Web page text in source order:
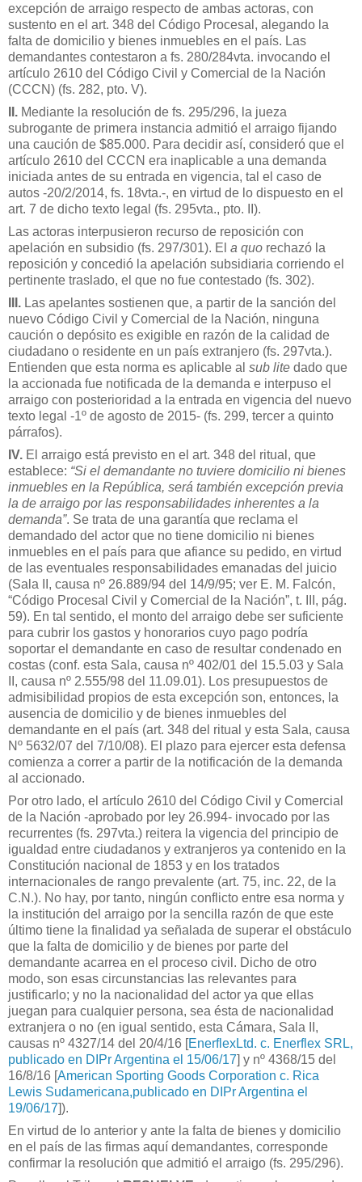
excepción de arraigo respecto de ambas actoras, con
sustento en el art. 348 del Código Procesal, alegando la
falta de domicilio y bienes inmuebles en el país. Las
demandantes contestaron a fs. 280/284vta. invocando el
artículo 2610 del Código Civil y Comercial de la Nación
(CCCN) (fs. 282, pto. V).
II. Mediante la resolución de fs. 295/296, la jueza
subrogante de primera instancia admitió el arraigo fijando
una caución de $85.000. Para decidir así, consideró que el
artículo 2610 del CCCN era inaplicable a una demanda
iniciada antes de su entrada en vigencia, tal el caso de
autos -20/2/2014, fs. 18vta.-, en virtud de lo dispuesto en el
art. 7 de dicho texto legal (fs. 295vta., pto. II).
Las actoras interpusieron recurso de reposición con
apelación en subsidio (fs. 297/301). El a quo rechazó la
reposición y concedió la apelación subsidiaria corriendo el
pertinente traslado, el que no fue contestado (fs. 302).
III. Las apelantes sostienen que, a partir de la sanción del
nuevo Código Civil y Comercial de la Nación, ninguna
caución o depósito es exigible en razón de la calidad de
ciudadano o residente en un país extranjero (fs. 297vta.).
Entienden que esta norma es aplicable al sub lite dado que
la accionada fue notificada de la demanda e interpuso el
arraigo con posterioridad a la entrada en vigencia del nuevo
texto legal -1º de agosto de 2015- (fs. 299, tercer a quinto
párrafos).
IV. El arraigo está previsto en el art. 348 del ritual, que
establece: “Si el demandante no tuviere domicilio ni bienes
inmuebles en la República, será también excepción previa
la de arraigo por las responsabilidades inherentes a la
demanda”. Se trata de una garantía que reclama el
demandado del actor que no tiene domicilio ni bienes
inmuebles en el país para que afiance su pedido, en virtud
de las eventuales responsabilidades emanadas del juicio
(Sala II, causa nº 26.889/94 del 14/9/95; ver E. M. Falcón,
“Código Procesal Civil y Comercial de la Nación”, t. III, pág.
59). En tal sentido, el monto del arraigo debe ser suficiente
para cubrir los gastos y honorarios cuyo pago podría
soportar el demandante en caso de resultar condenado en
costas (conf. esta Sala, causa nº 402/01 del 15.5.03 y Sala
II, causa nº 2.555/98 del 11.09.01). Los presupuestos de
admisibilidad propios de esta excepción son, entonces, la
ausencia de domicilio y de bienes inmuebles del
demandante en el país (art. 348 del ritual y esta Sala, causa
Nº 5632/07 del 7/10/08). El plazo para ejercer esta defensa
comienza a correr a partir de la notificación de la demanda
al accionado.
Por otro lado, el artículo 2610 del Código Civil y Comercial
de la Nación -aprobado por ley 26.994- invocado por las
recurrentes (fs. 297vta.) reitera la vigencia del principio de
igualdad entre ciudadanos y extranjeros ya contenido en la
Constitución nacional de 1853 y en los tratados
internacionales de rango prevalente (art. 75, inc. 22, de la
C.N.). No hay, por tanto, ningún conflicto entre esa norma y
la institución del arraigo por la sencilla razón de que este
último tiene la finalidad ya señalada de superar el obstáculo
que la falta de domicilio y de bienes por parte del
demandante acarrea en el proceso civil. Dicho de otro
modo, son esas circunstancias las relevantes para
justificarlo; y no la nacionalidad del actor ya que ellas
juegan para cualquier persona, sea ésta de nacionalidad
extranjera o no (en igual sentido, esta Cámara, Sala II,
causas nº 4327/14 del 20/4/16 [EnerflexLtd. c. Enerflex SRL,
publicado en DIPr Argentina el 15/06/17] y nº 4368/15 del
16/8/16 [American Sporting Goods Corporation c. Rica
Lewis Sudamericana,publicado en DIPr Argentina el
19/06/17]).
En virtud de lo anterior y ante la falta de bienes y domicilio
en el país de las firmas aquí demandantes, corresponde
confirmar la resolución que admitió el arraigo (fs. 295/296).